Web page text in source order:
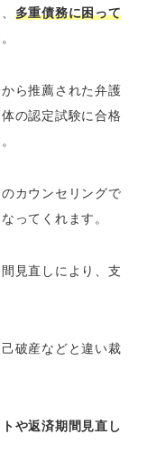
多重債務に困って
ら推薦された弁護
の認定試験に合格
カウンセリングで
ってくれます。
見直しにより、支
破産などと違い裁
や返済期間見直し